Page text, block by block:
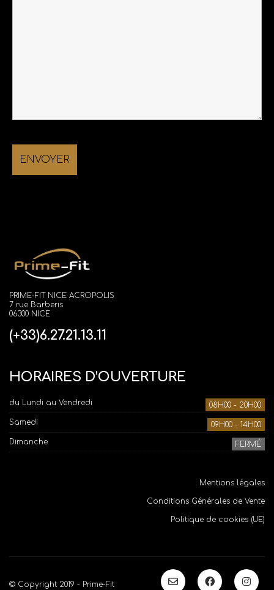
PRIME-FIT NICE ACROPOLIS
7 rue Barberis
06300 NICE
(+33)6.27.21.13.11
HORAIRES D’OUVERTURE
du Lundi au Vendredi
08H00 - 20H00
Samedi
09H00 - 14H00
Dimanche
FERMÉ
Mentions légales
Conditions Générales de Vente
Politique de cookies (UE)
© Copyright 2019 - Prime-Fit